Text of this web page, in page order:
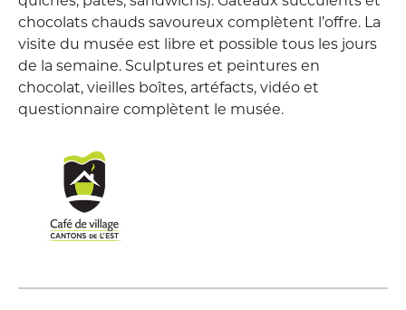
chocolats chauds savoureux complètent l’offre. La
visite du musée est libre et possible tous les jours
de la semaine. Sculptures et peintures en
chocolat, vieilles boîtes, artéfacts, vidéo et
questionnaire complètent le musée.